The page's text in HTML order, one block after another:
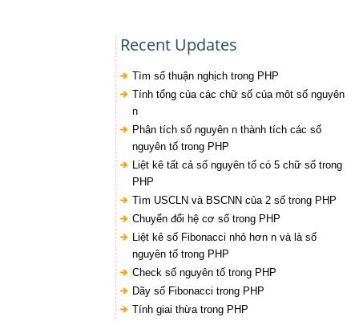
Recent Updates
Tìm số thuận nghịch trong PHP
Tính tổng của các chữ số của môt số nguyên
n
Phân tích số nguyên n thành tích các số
nguyên tố trong PHP
Liệt kê tất cả số nguyên tố có 5 chữ số trong
PHP
Tìm USCLN và BSCNN của 2 số trong PHP
Chuyển đổi hệ cơ số trong PHP
Liệt kê số Fibonacci nhỏ hơn n và là số
nguyên tố trong PHP
Check số nguyên tố trong PHP
Dãy số Fibonacci trong PHP
Tính giai thừa trong PHP